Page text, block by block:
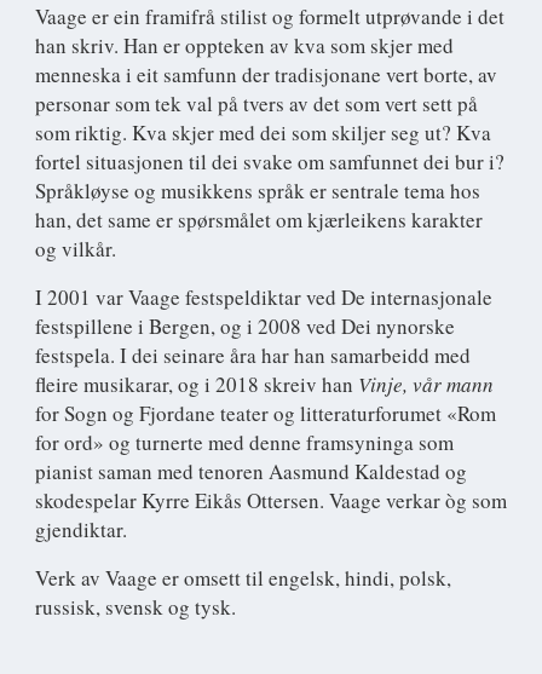
Vaage er ein framifrå stilist og formelt utprøvande i det
han skriv. Han er oppteken av kva som skjer med
menneska i eit samfunn der tradisjonane vert borte, av
personar som tek val på tvers av det som vert sett på
som riktig. Kva skjer med dei som skiljer seg ut? Kva
fortel situasjonen til dei svake om samfunnet dei bur i?
Språkløyse og musikkens språk er sentrale tema hos
han, det same er spørsmålet om kjærleikens karakter
og vilkår.
I 2001 var Vaage festspeldiktar ved De internasjonale
festspillene i Bergen, og i 2008 ved Dei nynorske
festspela. I dei seinare åra har han samarbeidd med
fleire musikarar, og i 2018 skreiv han Vinje, vår mann
for Sogn og Fjordane teater og litteraturforumet «Rom
for ord» og turnerte med denne framsyninga som
pianist saman med tenoren Aasmund Kaldestad og
skodespelar Kyrre Eikås Ottersen. Vaage verkar òg som
gjendiktar.
Verk av Vaage er omsett til engelsk, hindi, polsk,
russisk, svensk og tysk.